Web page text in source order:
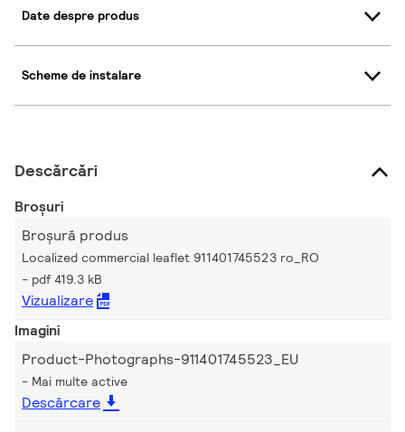
Date despre produs
Scheme de instalare
Descărcări
Broșuri
Broșură produs
Localized commercial leaflet 911401745523 ro_RO
pdf 419.3 kB
Vizualizare
Imagini
Product-Photographs-911401745523_EU
Mai multe active
Descărcare